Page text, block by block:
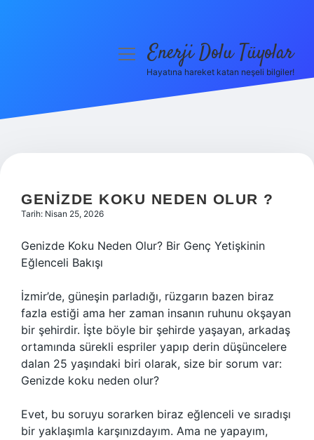
Hakkımızda
menüyüEnerji Dolu Tüyolar
Hayatına hareket katan neşeli bilgiler!
GENIZDE KOKU NEDEN OLUR ?
Tarih: Nisan 25, 2026
Genizde Koku Neden Olur? Bir Genç Yetişkinin
Eğlenceli Bakışı
İzmir’de, güneşin parladığı, rüzgarın bazen biraz
fazla estiği ama her zaman insanın ruhunu okşayan
bir şehirdir. İşte böyle bir şehirde yaşayan, arkadaş
ortamında sürekli espriler yapıp derin düşüncelere
dalan 25 yaşındaki biri olarak, size bir sorum var:
Genizde koku neden olur?
Evet, bu soruyu sorarken biraz eğlenceli ve sıradışı
bir yaklaşımla karşınızdayım. Ama ne yapayım,